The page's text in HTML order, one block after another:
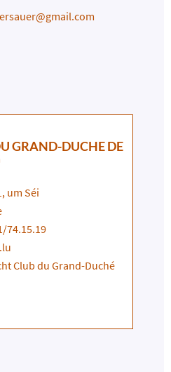
GRAND-DUCHE DE
um Séi
74.15.19
Club du Grand-Duché